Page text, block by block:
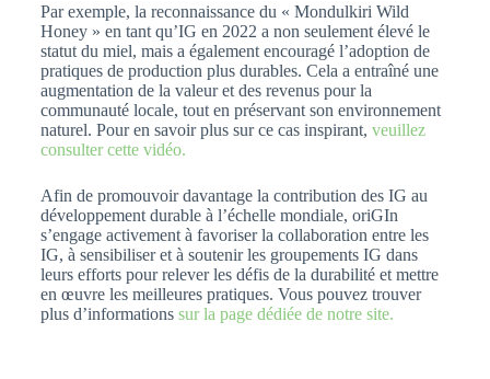
Par exemple, la reconnaissance du « Mondulkiri Wild
Honey » en tant qu’IG en 2022 a non seulement élevé le
statut du miel, mais a également encouragé l’adoption de
pratiques de production plus durables. Cela a entraîné une
augmentation de la valeur et des revenus pour la
communauté locale, tout en préservant son environnement
naturel. Pour en savoir plus sur ce cas inspirant, veuillez
consulter cette vidéo.
Afin de promouvoir davantage la contribution des IG au
développement durable à l’échelle mondiale, oriGIn
s’engage activement à favoriser la collaboration entre les
IG, à sensibiliser et à soutenir les groupements IG dans
leurs efforts pour relever les défis de la durabilité et mettre
en œuvre les meilleures pratiques. Vous pouvez trouver
plus d’informations sur la page dédiée de notre site.